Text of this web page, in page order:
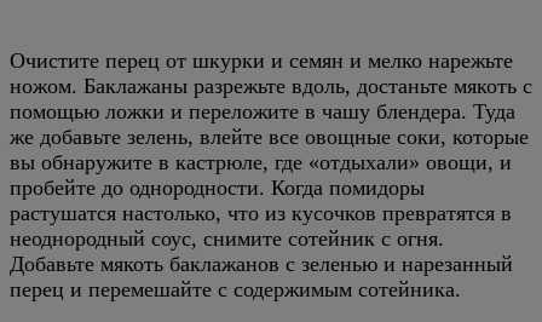
Очистите перец от шкурки и семян и мелко нарежьте
ножом. Баклажаны разрежьте вдоль, достаньте мякоть с
помощью ложки и переложите в чашу блендера. Туда
же добавьте зелень, влейте все овощные соки, которые
вы обнаружите в кастрюле, где «отдыхали» овощи, и
пробейте до однородности. Когда помидоры
растушатся настолько, что из кусочков превратятся в
неоднородный соус, снимите сотейник с огня.
Добавьте мякоть баклажанов с зеленью и нарезанный
перец и перемешайте с содержимым сотейника.